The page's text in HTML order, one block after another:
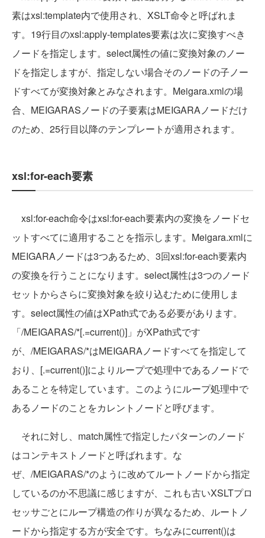
素はxsl:template内で使用され、XSLT命令と呼ばれま
す。19行目のxsl:apply-templates要素は次に変換すべき
ノードを指定します。select属性の値に変換対象のノー
ドを指定しますが、指定しない場合そのノードの子ノー
ドすべてが変換対象とみなされます。Meigara.xmlの場
合、MEIGARASノードの子要素はMEIGARAノードだけ
のため、25行目以降のテンプレートが適用されます。
xsl:for-each要素
xsl:for-each命令はxsl:for-each要素内の変換をノードセ
ットすべてに適用することを指示します。Meigara.xmlに
MEIGARAノードは3つあるため、3回xsl:for-each要素内
の変換を行うことになります。select属性は3つのノード
セットからさらに変換対象を絞り込むために使用しま
す。select属性の値はXPath式である必要があります。
「/MEIGARAS/*[.=current()]」がXPath式です
が、/MEIGARAS/*はMEIGARAノードすべてを指定して
おり、[.=current()]によりループで処理中であるノードで
あることを特定しています。このようにループ処理中で
あるノードのことをカレントノードと呼びます。
それに対し、match属性で指定したパターンのノード
はコンテキストノードと呼ばれます。な
ぜ、/MEIGARAS/*のように改めてルートノードから指定
しているのか不思議に感じますが、これも古いXSLTプロ
セッサごとにループ構造の作りが異なるため、ルートノ
ードから指定する方が安全です。ちなみにcurrent()は